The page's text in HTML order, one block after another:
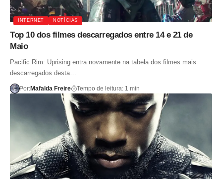
INTERNET NOTÍCIAS
Top 10 dos filmes descarregados entre 14 e 21 de
Maio
Pacific Rim: Uprising entra novamente na tabela dos filmes mais
descarregados desta…
Por:Mafalda Freire Tempo de leitura: 1 min